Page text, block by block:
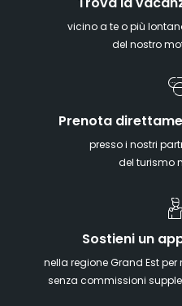
Trova la
vicino a te o più
del nostro
Prenota
presso i nostri
del turismo
Sostieni un
nella regione Grand Est
senza commissioni